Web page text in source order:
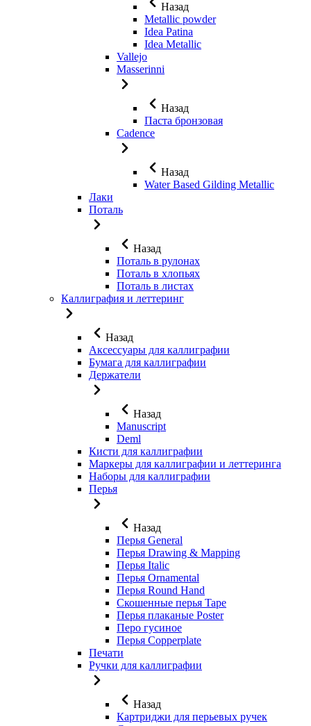
Назад
Metallic powder
Idea Patina
Idea Metallic
Vallejo
Masserinni
Назад
Паста бронзовая
Cadence
Назад
Water Based Gilding Metallic
Лаки
Поталь
Назад
Поталь в рулонах
Поталь в хлопьях
Поталь в листах
Каллиграфия и леттеринг
Назад
Аксессуары для каллиграфии
Бумага для каллиграфии
Держатели
Назад
Manuscript
Deml
Кисти для каллиграфии
Маркеры для каллиграфии и леттеринга
Наборы для каллиграфии
Перья
Назад
Перья General
Перья Drawing & Mapping
Перья Italic
Перья Ornamental
Перья Round Hand
Скошенные перья Tape
Перья плаканые Poster
Перо гусиное
Перья Copperplate
Печати
Ручки для каллиграфии
Назад
Картриджи для перьевых ручек